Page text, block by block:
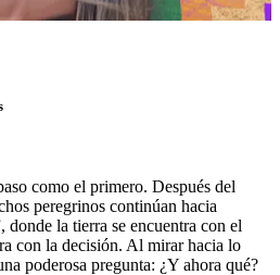
como el primero. Después del
peregrinos continúan hacia
la tierra se encuentra con el
con la decisión. Al mirar hacia lo
poderosa pregunta: ¿Y ahora qué?